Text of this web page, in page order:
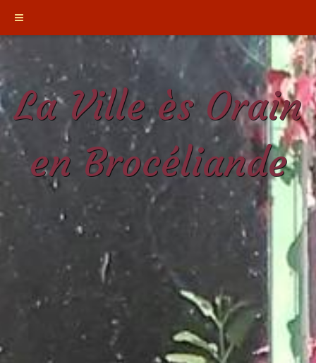
La Ville ès Orain
en Brocéliande